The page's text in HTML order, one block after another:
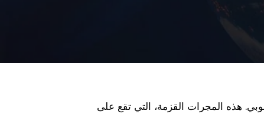
هذه المجرات القزمة، التي تقع على